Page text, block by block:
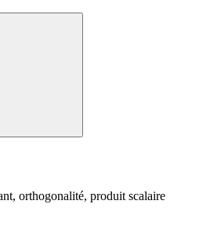
orthogonalité, produit scalaire